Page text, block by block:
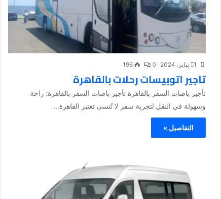
1 يناير، 2024 0
196
تاجير اتوبيسات رحلات بالقاهرة
تأجير باصات السفر بالقاهرة تأجير باصات السفر بالقاهرة: راحة
وسهولة في النقل لتجربة سفر لا تُنسى تعتبر القاهرة...
التفاصيل »